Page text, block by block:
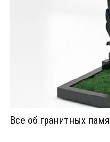
Все об гранитных